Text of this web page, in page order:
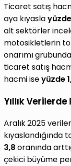
Ticaret satış
aya kıyasla
alt sektörler
motosikletlerin
onarımı
ticaret satış
hacmi iseyüzde
Yıllık
Aralık 2025
3,8oranında
çekici büyüme